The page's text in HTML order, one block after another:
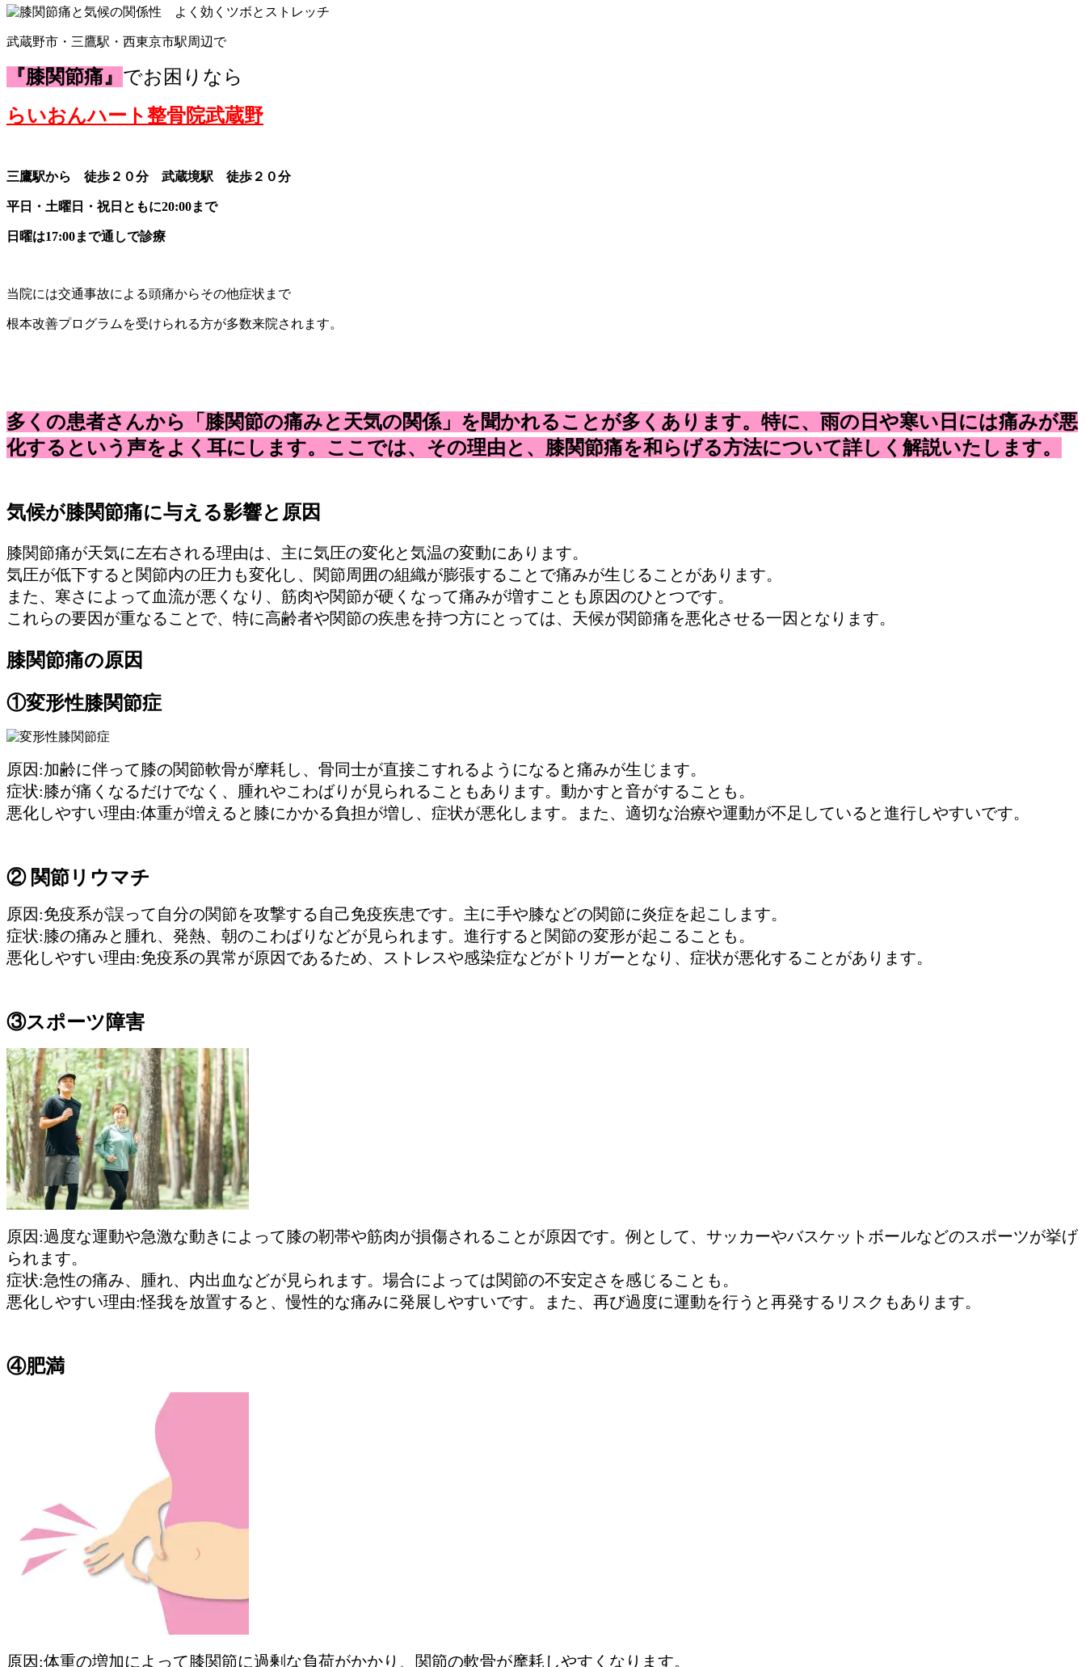
武蔵野市・三鷹駅・西東京市駅周辺で
『膝関節痛』 でお困りなら
らいおんハート整骨院武蔵野
三鷹駅から 徒歩２０分 武蔵境駅 徒歩２０分
平日・土曜日・祝日ともに20:00まで
日曜は17:00まで通しで診療
当院には交通事故による頭痛からその他症状まで
根本改善プログラムを受けられる方が多数来院されます。
多くの患者さんから「膝関節の痛みと天気の関係」を聞かれることが多くあります。特に、雨の日や寒い日には痛みが悪
化するという声をよく耳にします。ここでは、その理由と、膝関節痛を和らげる方法について詳しく解説いたします。
気候が膝関節痛に与える影響と原因
膝関節痛が天気に左右される理由は、主に気圧の変化と気温の変動にあります。
気圧が低下すると関節内の圧力も変化し、関節周囲の組織が膨張することで痛みが生じることがあります。
また、寒さによって血流が悪くなり、筋肉や関節が硬くなって痛みが増すことも原因のひとつです。
これらの要因が重なることで、特に高齢者や関節の疾患を持つ方にとっては、天候が関節痛を悪化させる一因となります。
膝関節痛の原因
①変形性膝関節症
原因:加齢に伴って膝の関節軟骨が摩耗し、骨同士が直接こすれるようになると痛みが生じます。
症状:膝が痛くなるだけでなく、腫れやこわばりが見られることもあります。動かすと音がすることも。
悪化しやすい理由:体重が増えると膝にかかる負担が増し、症状が悪化します。また、適切な治療や運動が不足していると進行しやすいです。
② 関節リウマチ
原因:免疫系が誤って自分の関節を攻撃する自己免疫疾患です。主に手や膝などの関節に炎症を起こします。
症状:膝の痛みと腫れ、発熱、朝のこわばりなどが見られます。進行すると関節の変形が起こることも。
悪化しやすい理由:免疫系の異常が原因であるため、ストレスや感染症などがトリガーとなり、症状が悪化することがあります。
③スポーツ障害
原因:過度な運動や急激な動きによって膝の靭帯や筋肉が損傷されることが原因です。例として、サッカーやバスケットボールなどのスポーツが挙げ
られます。
症状:急性の痛み、腫れ、内出血などが見られます。場合によっては関節の不安定さを感じることも。
悪化しやすい理由:怪我を放置すると、慢性的な痛みに発展しやすいです。また、再び過度に運動を行うと再発するリスクもあります。
④肥満
原因:体重の増加によって膝関節に過剰な負荷がかかり、関節の軟骨が摩耗しやすくなります。